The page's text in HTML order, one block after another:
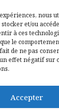
nous
et/ou
à ces
le
de ne pas
effet négatif sur
Accepter